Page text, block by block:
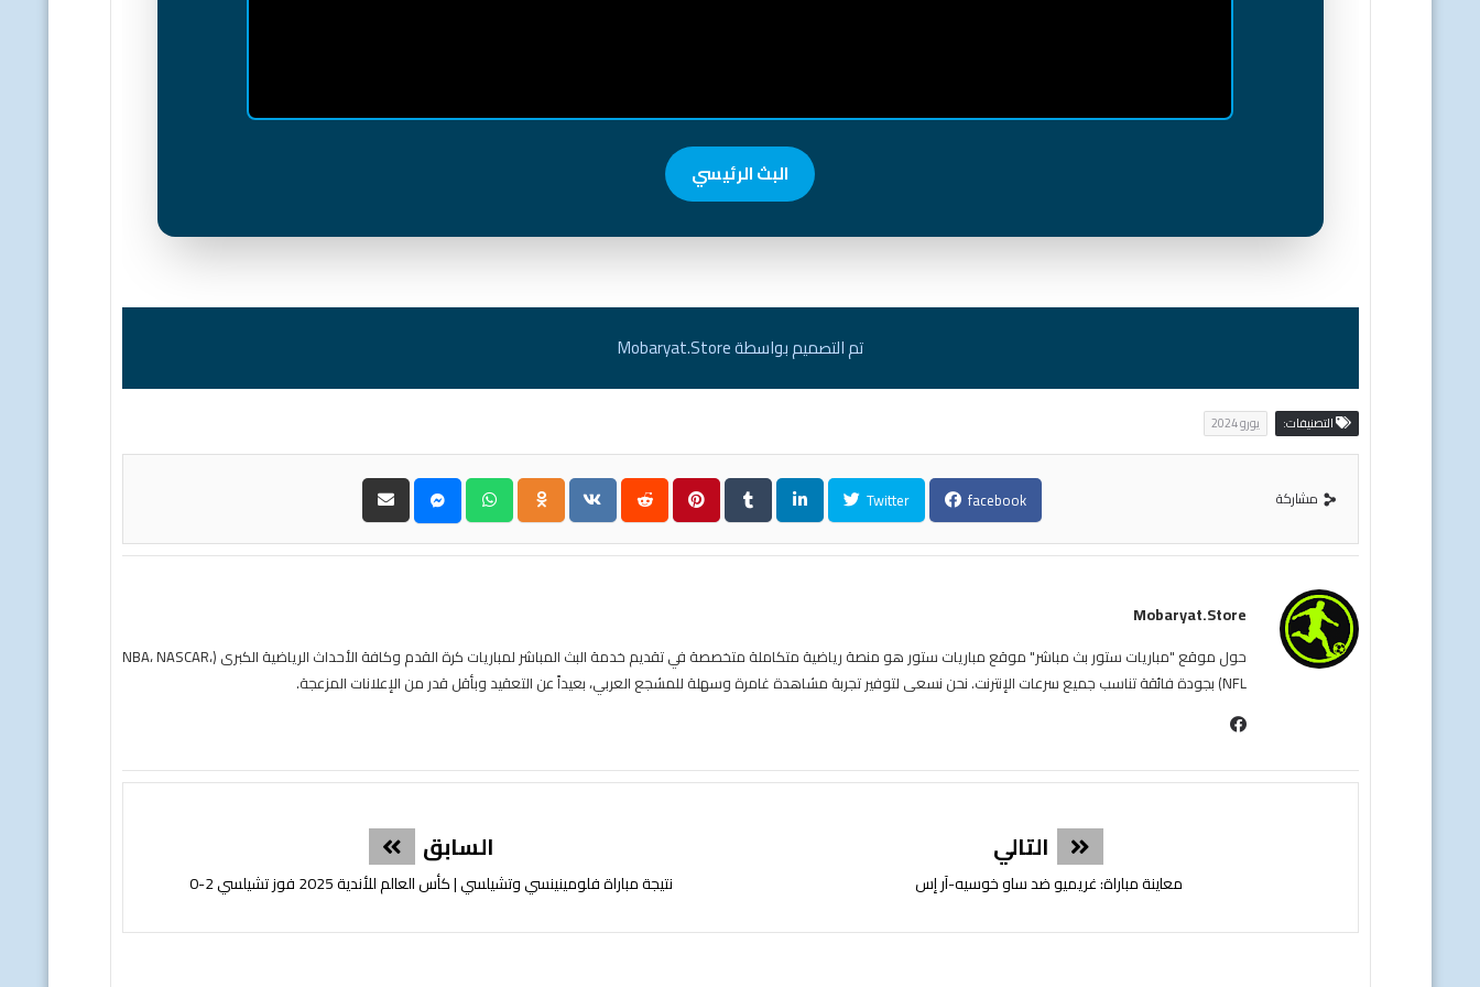
البث الرئيسي
تم التصميم بواسطة Mobaryat.Store
التصنيفات: يورو 2024
مشاركة facebook
Twitter
Mobaryat.store
حول موقع "مباريات ستور بث مباشر" موقع مباريات ستور هو منصة رياضية متكاملة متخصصة في تقديم خدمة البث المباشر لمباريات كرة القدم وكافة الأحداث الرياضية الكبرى (NBA، NASCAR،
NFL) بجودة فائقة تناسب جميع سرعات الإنترنت. نحن نسعى لتوفير تجربة مشاهدة غامرة وسهلة للمشجع العربي، بعيداً عن التعقيد وبأقل قدر من الإعلانات المزعجة.
التالي
معاينة مباراة: غريميو ضد ساو خوسيه-آر إس
السابق
نتيجة مباراة فلومينينسي وتشيلسي | كأس العالم للأندية 2025 فوز تشيلسي 2-0